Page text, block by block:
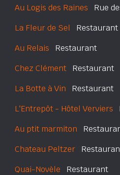
Au Logis des Raines Rue
La Fleur de Sel Restaurant
Au Relais Restaurant
Chez Clément Restaurant
La Botte à Vin Restaurant
L'Entrepôt - Hôtel Verviers
Au ptit marmiton
Chateau Peltzer
Quai-Novèle Restaurant